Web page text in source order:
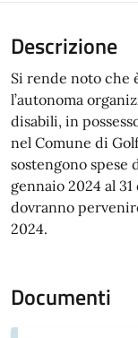
Descrizione
Si rende noto che
l’autonoma
disabili, in
nel Comune di
sostengono spese
gennaio 2024 al
dovranno
2024.
Documenti